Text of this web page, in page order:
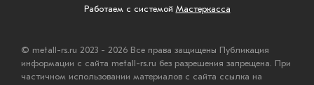
Работаем с системой Мастеркасса
© metall-rs.ru 2023 - 2026 Все права защищены Публикация
информации с сайта metall-rs.ru без разрешения запрещена. При
частичном использовании материалов с сайта ссылка на